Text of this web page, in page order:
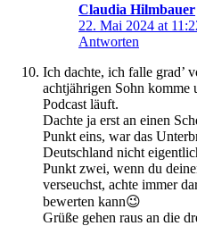
Claudia Hilmbauer
22. Mai 2024 at
Antworten
Ich dachte, ich falle grad’
achtjährigen Sohn komme
Podcast läuft.
Dachte ja erst an einen
Punkt eins, war das
Deutschland nicht
Punkt zwei, wenn du
verseuchst, achte immer
bewerten kann😉
Grüße gehen raus an die